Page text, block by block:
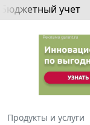
Бюджетный учет
Продукты и услуги